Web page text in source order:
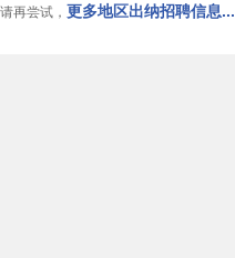
再尝试， 更多地区出纳招聘信息...